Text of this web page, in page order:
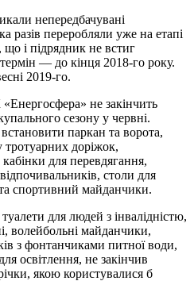
непередбачувані
разів переробляли уже на етапі
що і підрядник не встиг
— до кінця 2018-го року.
2019-го.
не закінчить
сезону у червні.
паркан та ворота,
доріжок,
для перевдягання,
столи для
спортивний майданчики.
для людей з інвалідністю,
волейбольні майданчики,
з фонтанчиками питної води,
освітлення, не закінчив
якою користувалися б